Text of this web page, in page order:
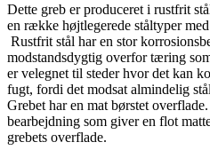
Dette greb er produceret i rustfrit
en række højtlegerede ståltyper
Rustfrit stål har en stor
modstandsdygtig overfor tæring
er velegnet til steder hvor det kan
fugt, fordi det modsat almindelig
Grebet har en mat børstet
bearbejdning som giver en flot
grebets overflade.